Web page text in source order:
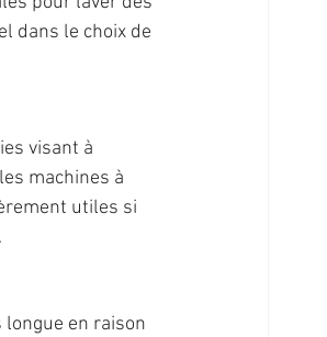
dans le choix de
visant à
machines à
utiles si
en raison